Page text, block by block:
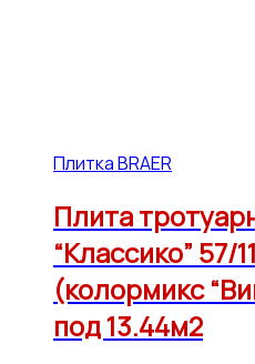
Плитка BRAER
Плита
“Классико” 57/
(колормикс
под 13.44м2